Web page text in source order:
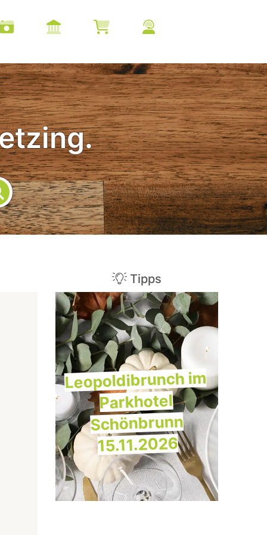
Tipps
Leopoldibrunch im
Parkhotel
Schönbrunn
15.11.2026